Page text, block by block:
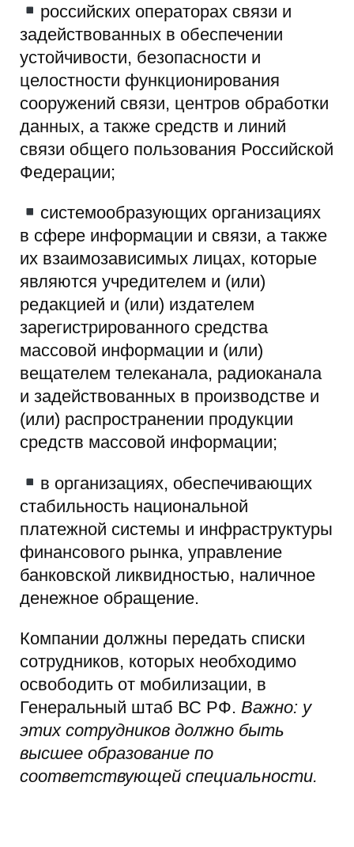
российских операторах связи и
задействованных в обеспечении
устойчивости, безопасности и
целостности функционирования
сооружений связи, центров обработки
данных, а также средств и линий
связи общего пользования Российской
Федерации;
системообразующих организациях
в сфере информации и связи, а также
их взаимозависимых лицах, которые
являются учредителем и (или)
редакцией и (или) издателем
зарегистрированного средства
массовой информации и (или)
вещателем телеканала, радиоканала
и задействованных в производстве и
(или) распространении продукции
средств массовой информации;
в организациях, обеспечивающих
стабильность национальной
платежной системы и инфраструктуры
финансового рынка, управление
банковской ликвидностью, наличное
денежное обращение.
Компании должны передать списки
сотрудников, которых необходимо
освободить от мобилизации, в
Генеральный штаб ВС РФ. Важно: у
этих сотрудников должно быть
высшее образование по
соответствующей специальности.